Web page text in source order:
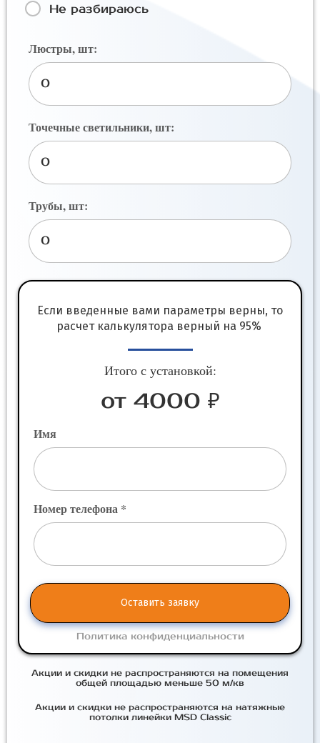
Не разбираюсь
Люстры, шт:
Точечные светильники, шт:
Трубы, шт:
Если введенные вами параметры верны, то
расчет калькулятора верный на 95%
Итого с установкой:
от 4000 ₽
Имя
Номер телефона *
Оставить заявку
Политика конфиденциальности
Акции и скидки не распространяются на помещения
общей площадью меньше 50 м/кв
Акции и скидки не распространяются на натяжные
потолки линейки MSD Classic